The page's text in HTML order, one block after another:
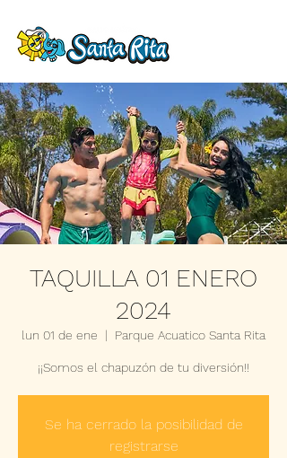
TAQUILLA 01 ENERO
2024
lun 01 de ene
  |
Parque Acuatico Santa Rita
¡¡Somos el chapuzón de tu diversión!!
Se ha cerrado la posibilidad de
registrarse